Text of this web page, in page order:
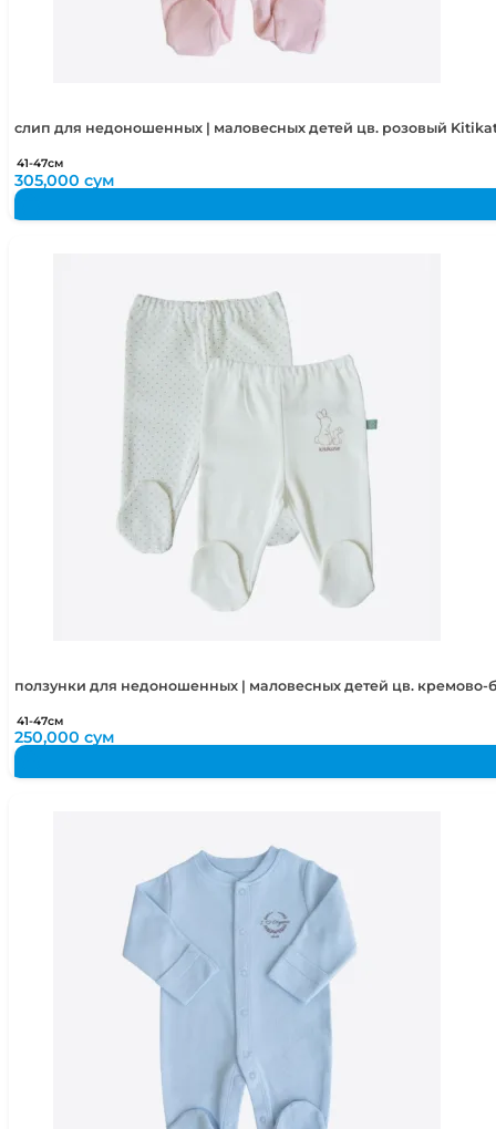
слип для недоношенных | маловесных детей цв. розовый
41-47см
305,000сум
ползунки для недоношенных | маловесных детей цв. кремово-
41-47см
250,000сум